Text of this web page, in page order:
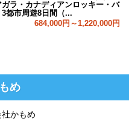
ラ・カナディアンロッキー・バ
都市周遊8日間（...
684,000円～1,220,000円
め
かもめ